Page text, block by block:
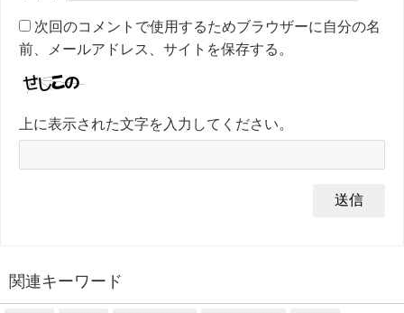
次回のコメントで使用するためブラウザーに自分の名
前、メールアドレス、サイトを保存する。
上に表示された文字を入力してください。
関連キーワード